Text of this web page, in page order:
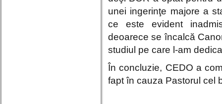
unei ingerinţe majore a
ce este evident
deoarece se încalcă
studiul pe care l-am
În concluzie, CEDO a
fapt în cauza Pastorul cel